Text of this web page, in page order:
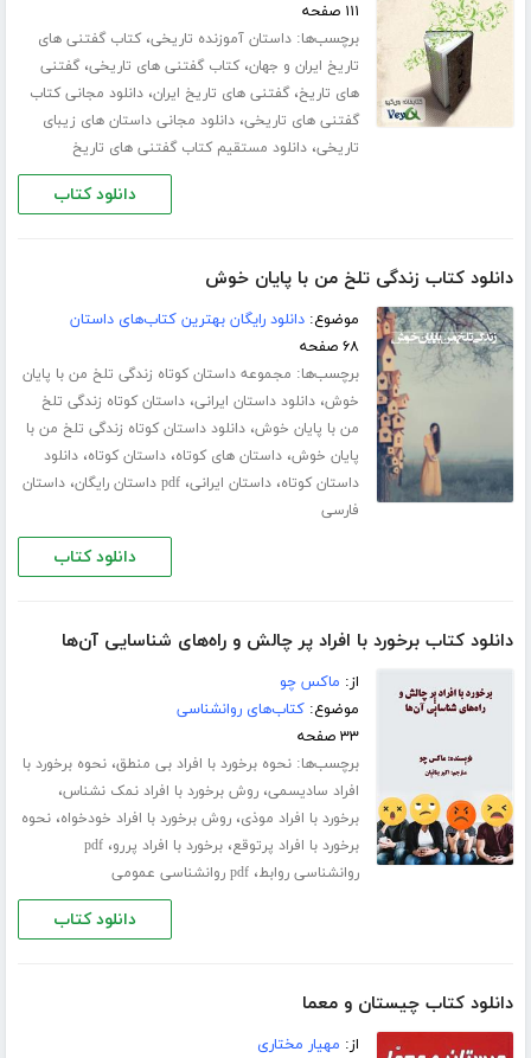
۱۱۱ صفحه
برچسب‌ها:داستان آموزنده تاریخی،کتاب گفتنی های
تاریخ ایران و جهان،کتاب گفتنی های تاریخی،گفتنی
های تاریخ،گفتنی های تاریخ ایران،دانلود مجانی کتاب
گفتنی های تاریخی،دانلود مجانی داستان های زیبای
تاریخی،دانلود مستقیم کتاب گفتنی های تاریخ
دانلود کتاب
دانلود کتاب زندگی تلخ من با پایان خوش
موضوع:دانلود رایگان بهترین کتاب‌های داستان
۶۸ صفحه
برچسب‌ها: مجموعه داستان کوتاه زندگی تلخ من با پایان
خوش،دانلود داستان ایرانی،داستان کوتاه زندگی تلخ
من با پایان خوش،دانلود داستان کوتاه زندگی تلخ من با
پایان خوش،داستان های کوتاه،داستان کوتاه،دانلود
داستان کوتاه،داستان ایرانی،pdf داستان رایگان ،داستان
فارسی
دانلود کتاب
دانلود کتاب برخورد با افراد پر چالش و راه‌های شناسایی آن‌ها
از: ماکس چو
موضوع:کتاب‌های روانشناسی
۳۳ صفحه
برچسب‌ها:نحوه برخورد با افراد بی منطق،نحوه برخورد با
افراد سادیسمی،روش برخورد با افراد نمک نشناس،
برخورد با افراد موذی،روش برخورد با افراد خودخواه،نحوه
برخورد با افراد پرتوقع،برخورد با افراد پررو،pdf
روانشناسی روابط،pdf روانشناسی عمومی
دانلود کتاب
دانلود کتاب چیستان و معما
از: مهیار مختاری